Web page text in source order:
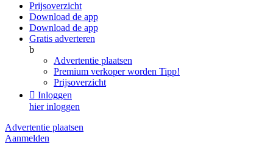
Prijsoverzicht
Download de app
Download de app
Gratis adverteren
b
Advertentie plaatsen
Premium verkoper worden Tipp!
Prijsoverzicht
 Inloggen
hier inloggen
Advertentie plaatsen
Aanmelden